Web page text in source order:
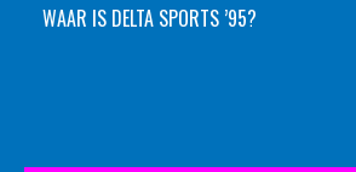
WAAR IS DELTA SPORTS ’95?